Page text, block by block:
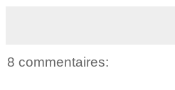
8 commentaires: